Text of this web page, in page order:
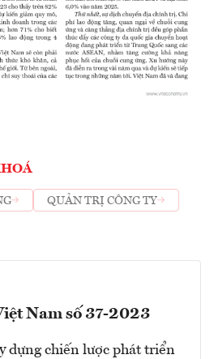
QUẢN TRỊ CÔNG TY
Nam số 37-2023
dựng chiến lược phát triển